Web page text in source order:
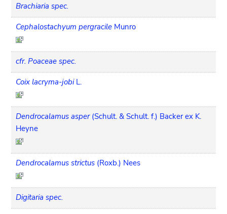
Brachiaria spec.
Cephalostachyum pergracile Munro
cfr. Poaceae spec.
Coix lacryma-jobi L.
Dendrocalamus asper (Schult. & Schult. f.) Backer ex K.
Heyne
Dendrocalamus strictus (Roxb.) Nees
Digitaria spec.